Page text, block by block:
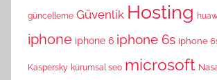
güncelleme Güvenlik Hosting
iphone iphone 6 iphone 6s iphone
Kaspersky kurumsal seo microsoft